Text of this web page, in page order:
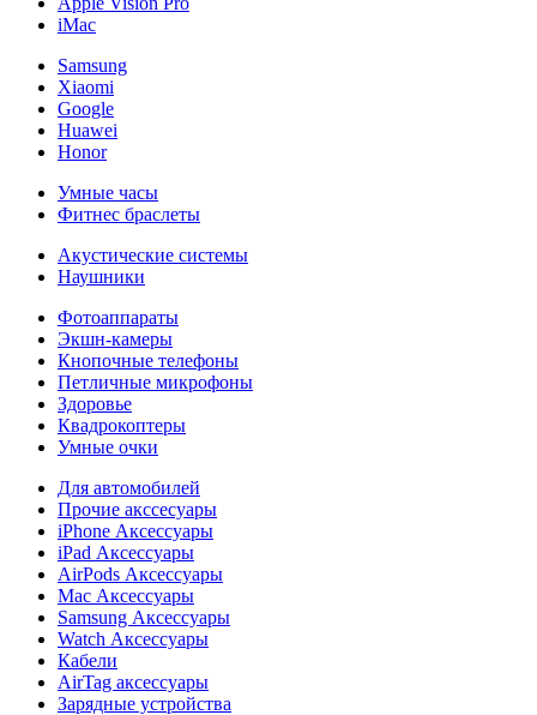
iMac
Samsung
Xiaomi
Google
Huawei
Honor
Умные часы
Фитнес браслеты
Акустические системы
Наушники
Фотоаппараты
Экшн-камеры
Кнопочные телефоны
Петличные микрофоны
Здоровье
Квадрокоптеры
Умные очки
Для автомобилей
Прочие акссесуары
iPhone Аксессуары
iPad Аксессуары
AirPods Аксессуары
Mac Аксессуары
Samsung Аксессуары
Watch Аксессуары
Кабели
AirTag аксессуары
Зарядные устройства